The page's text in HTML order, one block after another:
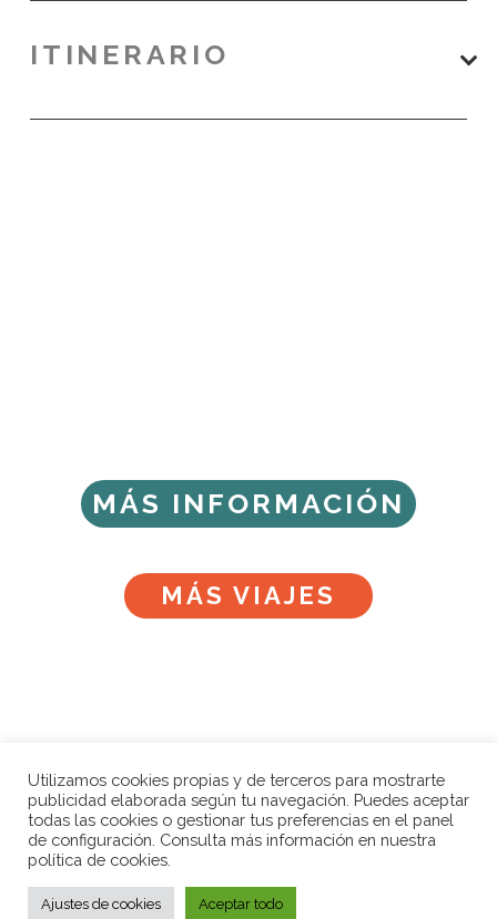
ITINERARIO
MÁS INFORMACIÓN
MÁS VIAJES
Calle Álamos 23, Málaga
+34 952 06 13 14
+34 692 15 72 30
Utilizamos cookies propias y de terceros para mostrarte
publicidad elaborada según tu navegación. Puedes aceptar
todas las cookies o gestionar tus preferencias en el panel
de configuración. Consulta más información en nuestra
política de cookies.
Ajustes de cookies Aceptar todo